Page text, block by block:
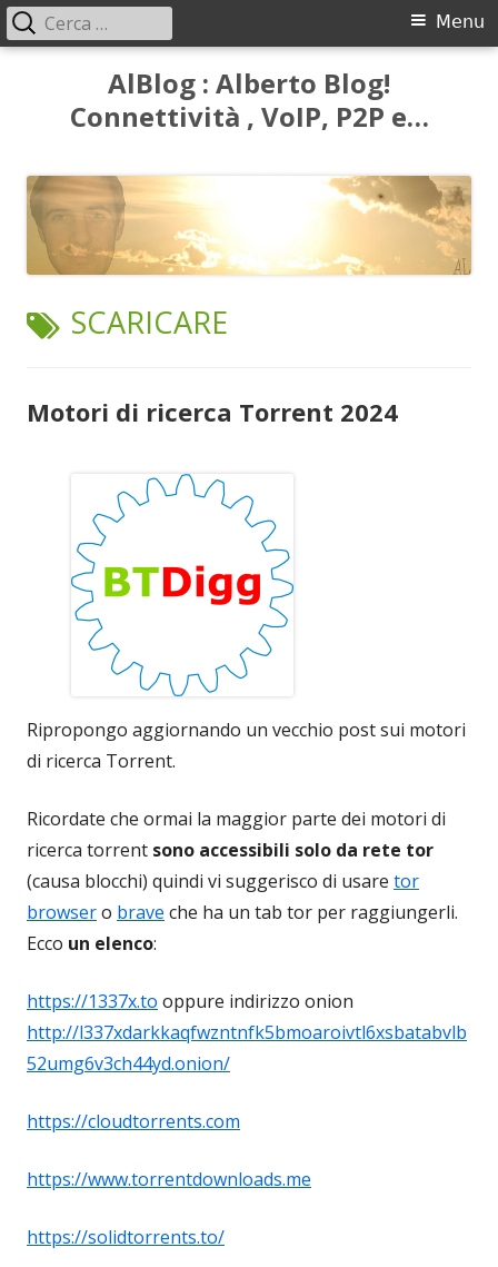
contenuto
AlBlog : Alberto Blog!
Connettività , VoIP, P2P e…
Menu
principale
Menu
Ricerca
per:
TAG:
SCARICARE
Motori di ricerca Torrent 2024
Ripropongo aggiornando un vecchio post sui motori
di ricerca Torrent.
Ricordate che ormai la maggior parte dei motori di
ricerca torrent sono accessibili solo da rete tor
(causa blocchi) quindi vi suggerisco di usare tor
browsero brave che ha un tab tor per raggiungerli.
Ecco un elenco:
https://1337x.to oppure indirizzo onion
http://l337xdarkkaqfwzntnfk5bmoaroivtl6xsbatabvlb
52umg6v3ch44yd.onion/
https://cloudtorrents.com
https://www.torrentdownloads.me
https://solidtorrents.to/